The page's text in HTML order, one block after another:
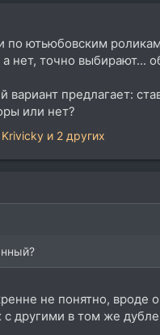
по ютьюбовским
а нет, точно
вариант предлагает:
или нет?
и 2 других
не понятно, вроде
с другими в том же